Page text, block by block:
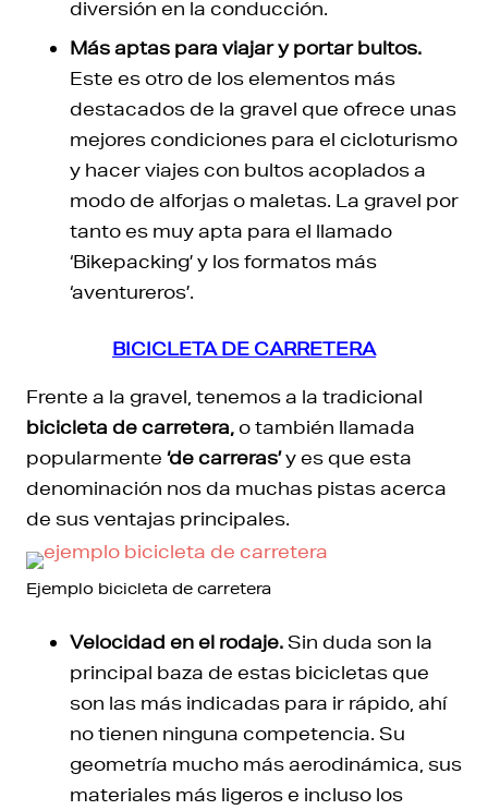
diversión en la conducción.
Más aptas para viajar y portar bultos.
Este es otro de los elementos más
destacados de la gravel que ofrece unas
mejores condiciones para el cicloturismo
y hacer viajes con bultos acoplados a
modo de alforjas o maletas. La gravel por
tanto es muy apta para el llamado
‘Bikepacking’ y los formatos más
‘aventureros’.
BICICLETA DE CARRETERA
Frente a la gravel, tenemos a la tradicional
bicicleta de carretera,o también llamada
popularmente ‘de carreras’y es que esta
denominación nos da muchas pistas acerca
de sus ventajas principales.
Ejemplo bicicleta de carretera
Velocidad en el rodaje.Sin duda son la
principal baza de estas bicicletas que
son las más indicadas para ir rápido, ahí
no tienen ninguna competencia. Su
geometría mucho más aerodinámica, sus
materiales más ligeros e incluso los